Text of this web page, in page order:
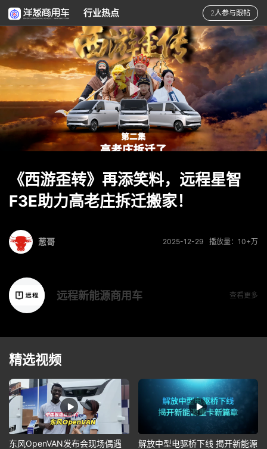
行业热点 2人参与跟帖
《西游歪转》再添笑料，远程星智
F3E助力高老庄拆迁搬家！
播放量：10+万
2025-12-29
葱哥
远程新能源商用车 查看更多
精选视频
东风OpenVAN发布会现场偶遇
解放中型电驱桥下线 揭开新能源